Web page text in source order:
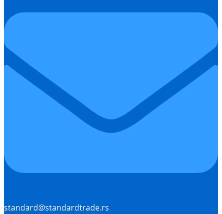
standard@standardtrade.rs